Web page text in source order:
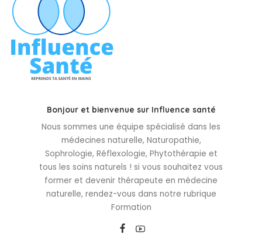
Bonjour et bienvenue sur Influence santé
Nous sommes une équipe spécialisé dans les
médecines naturelle, Naturopathie,
Sophrologie, Réflexologie, Phytothérapie et
tous les soins naturels ! si vous souhaitez vous
former et devenir thérapeute en médecine
naturelle, rendez-vous dans notre rubrique
Formation